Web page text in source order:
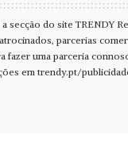
secção do site TRENDY
parcerias
fazer uma parceria
em trendy.pt/